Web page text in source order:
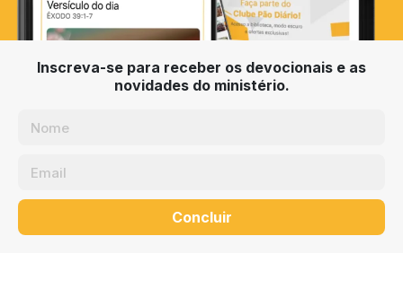
Inscreva-se para receber os devocionais e as
novidades do ministério.
Concluir